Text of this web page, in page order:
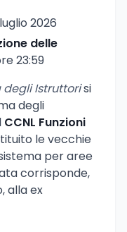
2026
delle
23:59
degli Istruttorisi
degli
CCNL Funzioni
le vecchie
per aree
corrisponde,
alla ex